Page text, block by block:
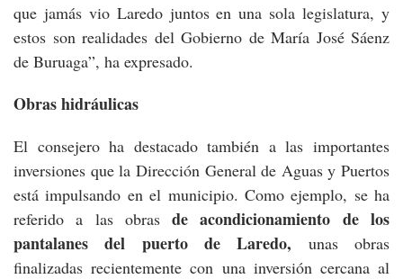
que jamás vio Laredo juntos en una sola legislatura, y
estos son realidades del Gobierno de María José Sáenz
de Buruaga”, ha expresado.
Obras hidráulicas
El consejero ha destacado también a las importantes
inversiones que la Dirección General de Aguas y Puertos
está impulsando en el municipio. Como ejemplo, se ha
referido a las obrasde acondicionamiento de los
pantalanes del puerto de Laredo, unas obras
finalizadas recientemente con una inversión cercana al